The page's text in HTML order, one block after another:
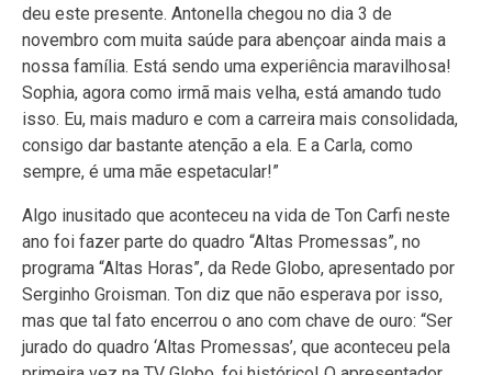
deu este presente. Antonella chegou no dia 3 de
novembro com muita saúde para abençoar ainda mais a
nossa família. Está sendo uma experiência maravilhosa!
Sophia, agora como irmã mais velha, está amando tudo
isso. Eu, mais maduro e com a carreira mais consolidada,
consigo dar bastante atenção a ela. E a Carla, como
sempre, é uma mãe espetacular!”
Algo inusitado que aconteceu na vida de Ton Carfi neste
ano foi fazer parte do quadro “Altas Promessas”, no
programa “Altas Horas”, da Rede Globo, apresentado por
Serginho Groisman. Ton diz que não esperava por isso,
mas que tal fato encerrou o ano com chave de ouro: “Ser
jurado do quadro ‘Altas Promessas’, que aconteceu pela